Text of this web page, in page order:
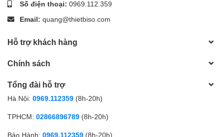
Số điện thoại: 0969.112.359
Email: quang@thietbiso.com
Hỗ trợ khách hàng
Chính sách
Tổng đài hỗ trợ
Hà Nội: 0969.112359 (8h-20h)
TPHCM: 02866896789 (8h-20h)
Bảo Hành: 0969.112359 (8h-20h)